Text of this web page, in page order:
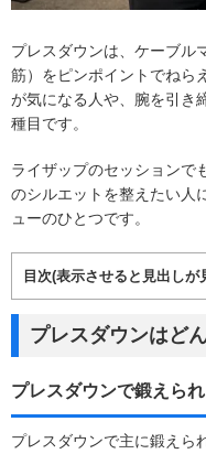
プレスダウンは、ケーブル
筋）をピンポイントでねら
が気になる人や、腕を引き
種目です。
ライザップのセッションで
のシルエットを整えたい人
ューのひとつです。
目次(表示させると見出しが
プレスダウンはど
プレスダウンで鍛えら
プレスダウンで主に鍛えら